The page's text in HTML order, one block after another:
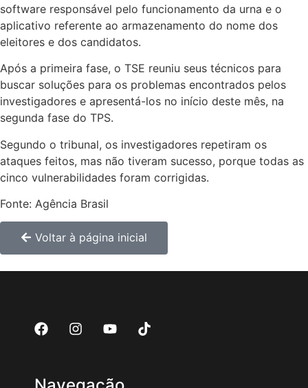
software responsável pelo funcionamento da urna e o
aplicativo referente ao armazenamento do nome dos
eleitores e dos candidatos.
Após a primeira fase, o TSE reuniu seus técnicos para
buscar soluções para os problemas encontrados pelos
investigadores e apresentá-los no início deste mês, na
segunda fase do TPS.
Segundo o tribunal, os investigadores repetiram os
ataques feitos, mas não tiveram sucesso, porque todas as
cinco vulnerabilidades foram corrigidas.
Fonte: Agência Brasil
Voltar à página inicial